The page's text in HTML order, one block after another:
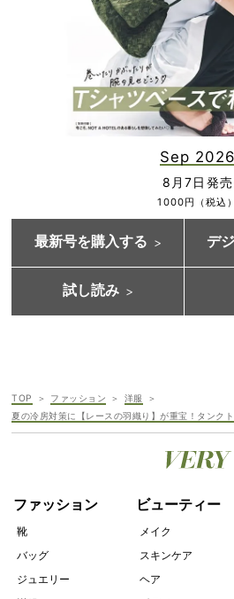
Sep 2026
8月7日発売
1000円（税込）
最新号を購入する デ
試し読み
TOP ファッション
洋服
夏の冷房対策に【レースの羽織り】が重宝！タンク
ファッション
靴
バッグ
ジュエリー
ビューティー
メイク
スキンケア
ヘア